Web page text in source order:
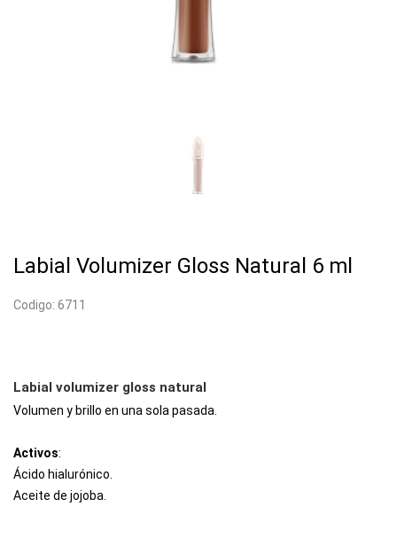
Labial Volumizer Gloss Natural 6 ml
Codigo: 6711
Labial volumizer gloss natural
Volumen y brillo en una sola pasada.
Activos:
Ácido hialurónico.
Aceite de jojoba.